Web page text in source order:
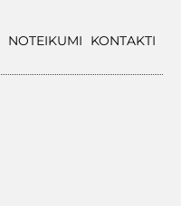
NOTEIKUMI KONTAKTI